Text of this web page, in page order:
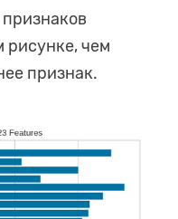
чем
признак.